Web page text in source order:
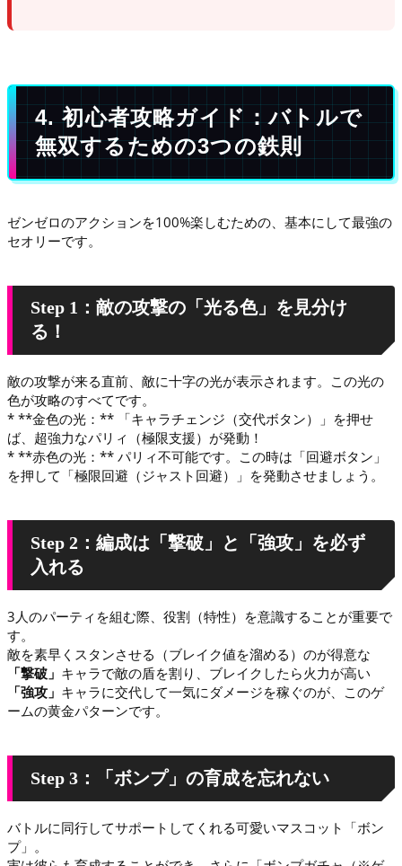
4. 初心者攻略ガイド：バトルで
無双するための3つの鉄則
ゼンゼロのアクションを100%楽しむための、基本にして最強の
セオリーです。
Step 1：敵の攻撃の「光る色」を見分け
る！
敵の攻撃が来る直前、敵に十字の光が表示されます。この光の
色が攻略のすべてです。
* **金色の光：** 「キャラチェンジ（交代ボタン）」を押せ
ば、超強力なパリィ（極限支援）が発動！
* **赤色の光：** パリィ不可能です。この時は「回避ボタン」
を押して「極限回避（ジャスト回避）」を発動させましょう。
Step 2：編成は「撃破」と「強攻」を必ず
入れる
3人のパーティを組む際、役割（特性）を意識することが重要で
す。
敵を素早くスタンさせる（ブレイク値を溜める）のが得意な
「撃破」 キャラで敵の盾を割り、ブレイクしたら火力が高い
「強攻」 キャラに交代して一気にダメージを稼ぐのが、このゲ
ームの黄金パターンです。
Step 3：「ボンプ」の育成を忘れない
バトルに同行してサポートしてくれる可愛いマスコット「ボン
プ」。